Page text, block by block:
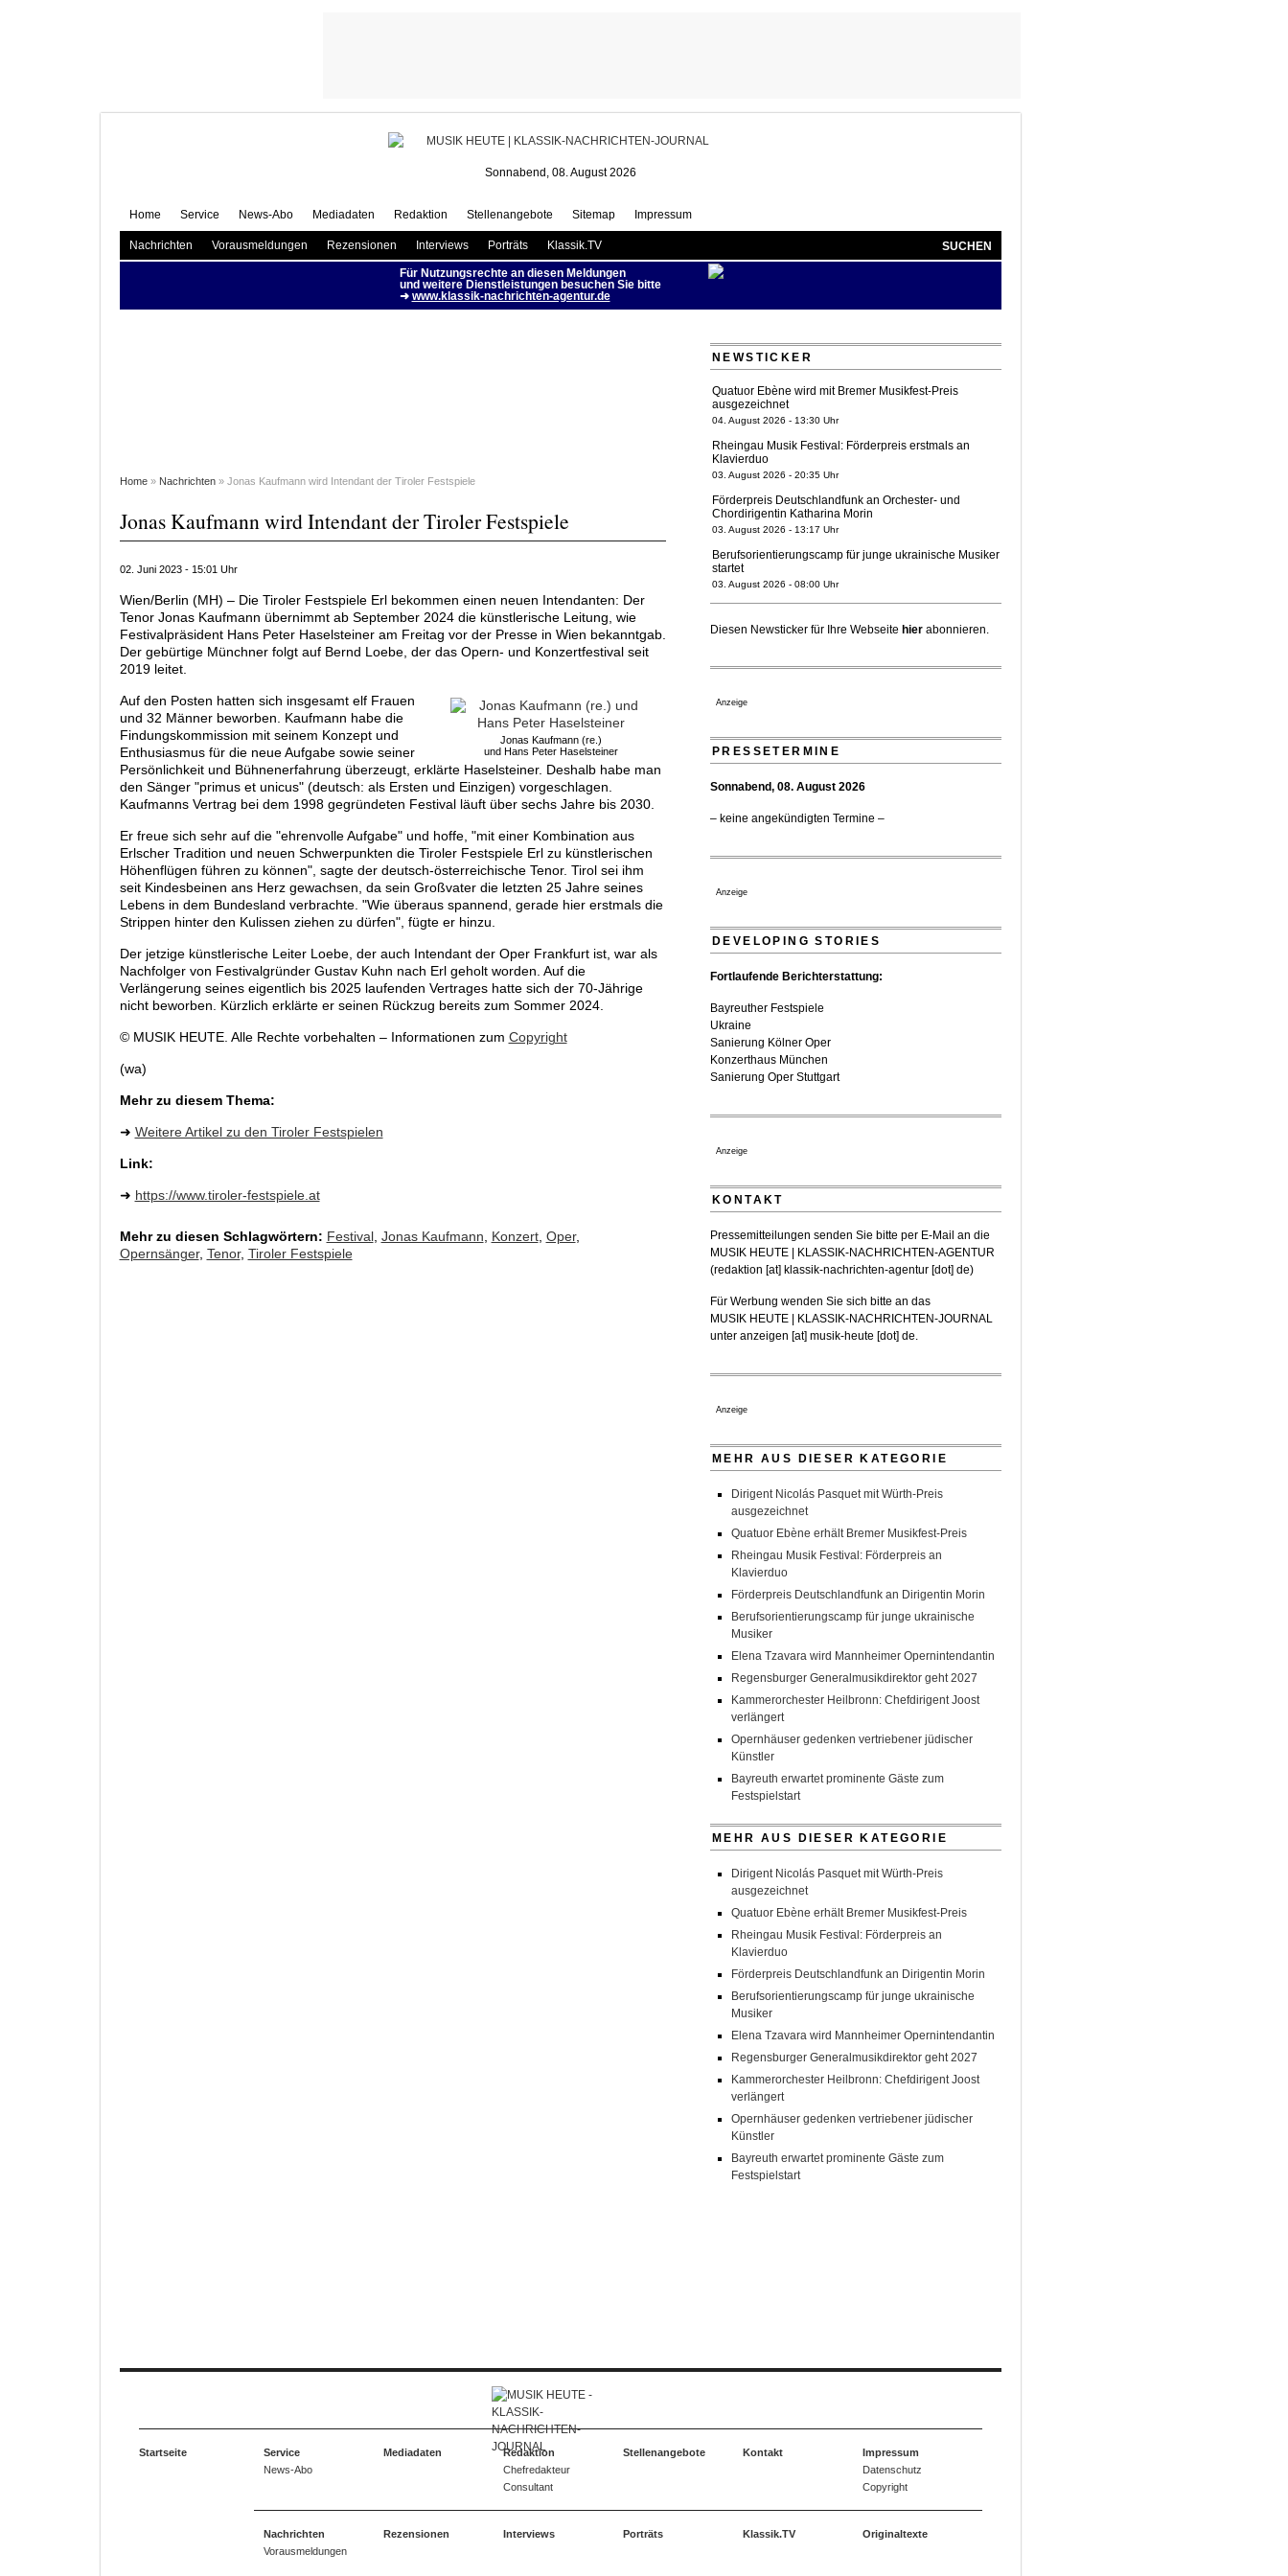
Jonas Kaufmann wird Intendant der
Tiroler Festspiele | MUSIK HEUTE
Sonnabend, 08. August 2026
Home Service News-Abo Mediadaten Redaktion Stellenangebote Sitemap Impressum
Nachrichten Vorausmeldungen Rezensionen Interviews Porträts Klassik.TV
SUCHEN
Für Nutzungsrechte an diesen Meldungen
und weitere Dienstleistungen besuchen Sie bitte
➜ www.klassik-nachrichten-agentur.de
Home» Nachrichten» Jonas Kaufmann wird Intendant der Tiroler Festspiele
Jonas Kaufmann wird Intendant der Tiroler Festspiele
02. Juni 2023 - 15:01 Uhr
Wien/Berlin (MH) – Die Tiroler Festspiele Erl bekommen einen neuen Intendanten: Der
Tenor Jonas Kaufmann übernimmt ab September 2024 die künstlerische Leitung, wie
Festivalpräsident Hans Peter Haselsteiner am Freitag vor der Presse in Wien bekanntgab.
Der gebürtige Münchner folgt auf Bernd Loebe, der das Opern- und Konzertfestival seit
2019 leitet.
Jonas Kaufmann (re.)
und Hans Peter Haselsteiner
Auf den Posten hatten sich insgesamt elf Frauen
und 32 Männer beworben. Kaufmann habe die
Findungskommission mit seinem Konzept und
Enthusiasmus für die neue Aufgabe sowie seiner
Persönlichkeit und Bühnenerfahrung überzeugt, erklärte Haselsteiner. Deshalb habe man
den Sänger "primus et unicus" (deutsch: als Ersten und Einzigen) vorgeschlagen.
Kaufmanns Vertrag bei dem 1998 gegründeten Festival läuft über sechs Jahre bis 2030.
Er freue sich sehr auf die "ehrenvolle Aufgabe" und hoffe, "mit einer Kombination aus
Erlscher Tradition und neuen Schwerpunkten die Tiroler Festspiele Erl zu künstlerischen
Höhenflügen führen zu können", sagte der deutsch-österreichische Tenor. Tirol sei ihm
seit Kindesbeinen ans Herz gewachsen, da sein Großvater die letzten 25 Jahre seines
Lebens in dem Bundesland verbrachte. "Wie überaus spannend, gerade hier erstmals die
Strippen hinter den Kulissen ziehen zu dürfen", fügte er hinzu.
Der jetzige künstlerische Leiter Loebe, der auch Intendant der Oper Frankfurt ist, war als
Nachfolger von Festivalgründer Gustav Kuhn nach Erl geholt worden. Auf die
Verlängerung seines eigentlich bis 2025 laufenden Vertrages hatte sich der 70-Jährige
nicht beworben. Kürzlich erklärte er seinen Rückzug bereits zum Sommer 2024.
© MUSIK HEUTE. Alle Rechte vorbehalten – Informationen zum Copyright
(wa)
Mehr zu diesem Thema:
➜ Weitere Artikel zu den Tiroler Festspielen
Link:
➜ https://www.tiroler-festspiele.at
Mehr zu diesen Schlagwörtern: Festival , Jonas Kaufmann, Konzert, Oper,
Opernsänger, Tenor, Tiroler Festspiele
NEWSTICKER
Quatuor Ebène wird mit Bremer Musikfest-Preis
ausgezeichnet
04. August 2026 - 13:30 Uhr
Rheingau Musik Festival: Förderpreis erstmals an
Klavierduo
03. August 2026 - 20:35 Uhr
Förderpreis Deutschlandfunk an Orchester- und
Chordirigentin Katharina Morin
03. August 2026 - 13:17 Uhr
Berufsorientierungscamp für junge ukrainische Musiker
startet
03. August 2026 - 08:00 Uhr
Nationaltheater Mannheim
Regensburger Generalmusikdirektor Stefan Veselka
21. Juli 2026 - 13:08 Uhr
Ensemblemitglieder
Bayreuth erwartet prominente Gäste zum Start der
17. Juli 2026 - 18:03 Uhr
Jeunesses Musicales ausgezeichnet
Diesen Newsticker für Ihre Webseite hierabonnieren.
Anzeige
PRESSETERMINE
Sonnabend, 08. August 2026
– keine angekündigten Termine –
Anzeige
DEVELOPING STORIES
Fortlaufende Berichterstattung:
Bayreuther Festspiele
Ukraine
Sanierung Kölner Oper
Konzerthaus München
Sanierung Oper Stuttgart
Anzeige
KONTAKT
Pressemitteilungen senden Sie bitte per E-Mail an die
MUSIK HEUTE | KLASSIK-NACHRICHTEN-AGENTUR
(redaktion [at] klassik-nachrichten-agentur [dot] de)
Für Werbung wenden Sie sich bitte an das
MUSIK HEUTE | KLASSIK-NACHRICHTEN-JOURNAL
unter anzeigen [at] musik-heute [dot] de.
Anzeige
MEHR AUS DIESER KATEGORIE
Dirigent Nicolás Pasquet mit Würth-Preis
ausgezeichnet
Quatuor Ebène erhält Bremer Musikfest-Preis
Rheingau Musik Festival: Förderpreis an
Klavierduo
Förderpreis Deutschlandfunk an Dirigentin Morin
Berufsorientierungscamp für junge ukrainische
Musiker
Elena Tzavara wird Mannheimer Opernintendantin
Regensburger Generalmusikdirektor geht 2027
Kammerorchester Heilbronn: Chefdirigent Joost
verlängert
Opernhäuser gedenken vertriebener jüdischer
Künstler
Bayreuth erwartet prominente Gäste zum
Festspielstart
MEHR AUS DIESER KATEGORIE
Dirigent Nicolás Pasquet mit Würth-Preis
ausgezeichnet
Quatuor Ebène erhält Bremer Musikfest-Preis
Rheingau Musik Festival: Förderpreis an
Klavierduo
Förderpreis Deutschlandfunk an Dirigentin Morin
Berufsorientierungscamp für junge ukrainische
Musiker
Elena Tzavara wird Mannheimer Opernintendantin
Regensburger Generalmusikdirektor geht 2027
Kammerorchester Heilbronn: Chefdirigent Joost
verlängert
Opernhäuser gedenken vertriebener jüdischer
Künstler
Bayreuth erwartet prominente Gäste zum
Festspielstart
Startseite
Service
News-Abo
Mediadaten
Redaktion
Chefredakteur
Consultant
Stellenangebote Kontakt
Impressum
Datenschutz
Copyright
Nachrichten
Vorausmeldungen
Rezensionen Interviews Porträts Klassik.TV Originaltexte